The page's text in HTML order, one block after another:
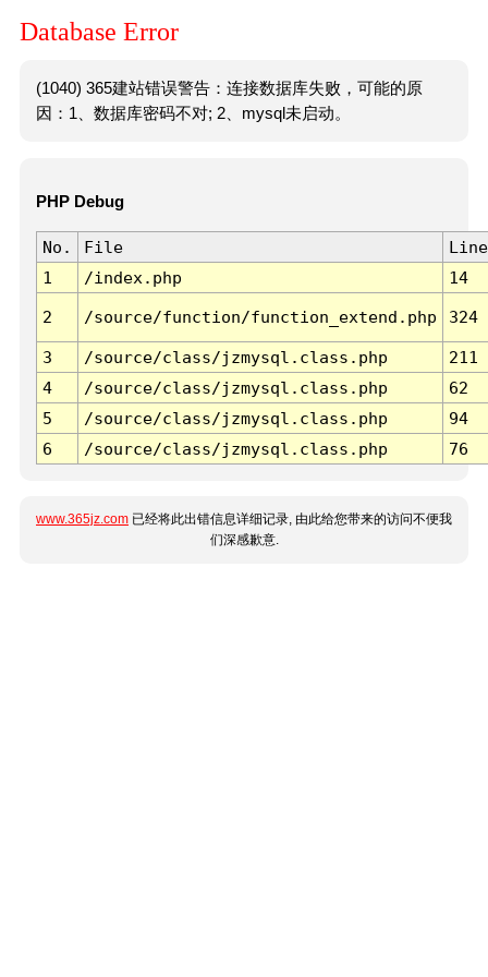
Database Error
(1040) 365建站错误警告：连接数据库失败，可能的原
因：1、数据库密码不对; 2、mysql未启动。
PHP Debug
No. File
Line
1
/index.php 14
2 /source/function/function_extend.php 324
3 /source/class/jzmysql.class.php
211
4
/source/class/jzmysql.class.php
62
5
/source/class/jzmysql.class.php
94
6
/source/class/jzmysql.class.php 76
www.365jz.com 已经将此出错信息详细记录, 由此给您带来的访问不便我
们深感歉意.